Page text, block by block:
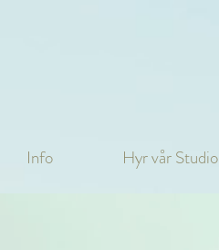
Info Hyr vår Studio